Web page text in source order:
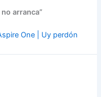
arranca”
One | Uy perdón